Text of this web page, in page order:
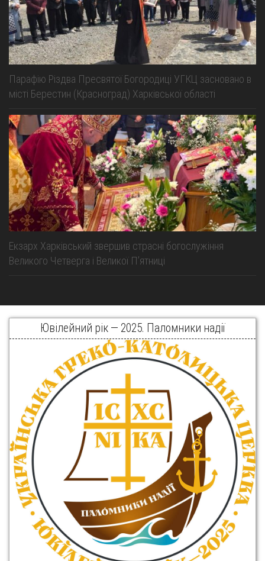
Парафію Різдва Пресвятої Богородиці УГКЦ засновано в
місті Берестин (Красноград) Харківської області
Екзарх Харківський звершив страсні богослужіння
Великого Четверга і Великої Пʼятниці
Ювілейний рік — 2025. Паломники надії